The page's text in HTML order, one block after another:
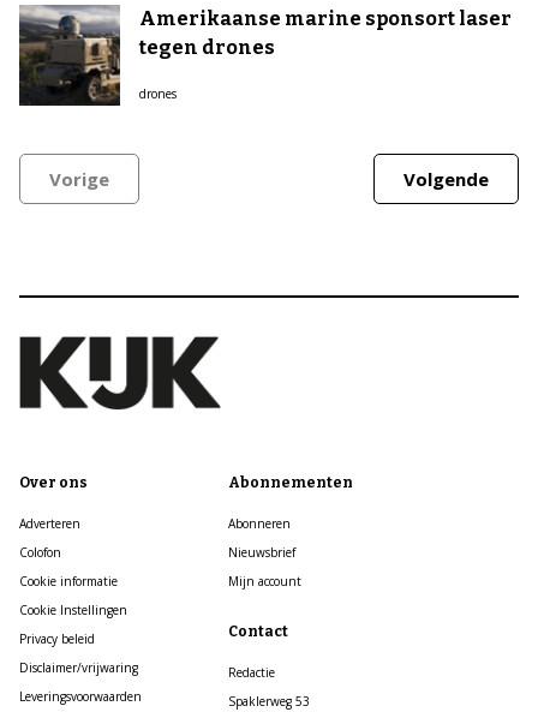
Amerikaanse marine sponsort laser
tegen drones
drones
Vorige Volgende
Over ons
Adverteren
Colofon
Cookie informatie
Cookie Instellingen
Privacy beleid
Disclaimer/vrijwaring
Leveringsvoorwaarden
Abonnementen
Abonneren
Nieuwsbrief
Mijn account
Contact
Redactie
Spaklerweg 53